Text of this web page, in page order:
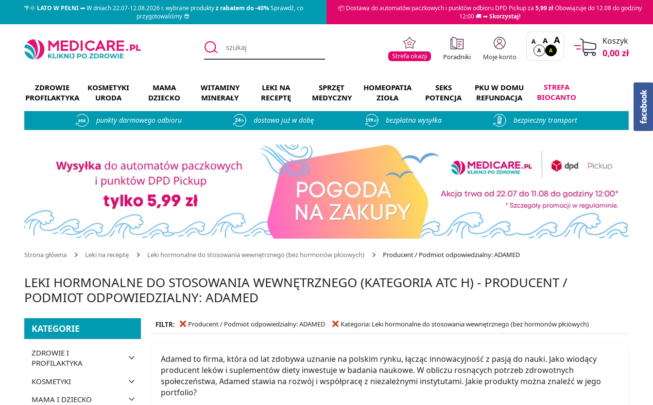
🌴🌞LATO W PEŁNI➡ W dniach 22.07-12.08.2026 r. wybrane produktyz rabatem do -40%Sprawdź, co
przygotowaliśmy 😎
📦 Dostawa do automatów paczkowych i punktów odbioru DPD Pickup za 5,99 złObowiązuje do 12.08 do godziny
12:00 🚚 ➡Skorzystaj!
Strefa okazji Poradniki Moje konto
A A A
A A
Koszyk
0,00 zł
ZDROWIE
PROFILAKTYKA
KOSMETYKI
URODA
MAMA
DZIECKO
WITAMINY
MINERAŁY
LEKI NA
RECEPTĘ
SPRZĘT
MEDYCZNY
HOMEOPATIA
ZIOŁA
SEKS
POTENCJA
PKU W DOMU
REFUNDACJA
STREFA
BIOCANTO
858 punkty darmowego odbioru dostawa już w dobę bezpłatna wysyłka bezpieczny transport
Strona główna Leki na receptę Leki hormonalne do stosowania wewnętrznego (bez hormonów płciowych) Producent / Podmiot odpowiedzialny: ADAMED
LEKI HORMONALNE DO STOSOWANIA WEWNĘTRZNEGO (KATEGORIA ATC H) - PRODUCENT /
PODMIOT ODPOWIEDZIALNY: ADAMED
KATEGORIE
ZDROWIE I
PROFILAKTYKA
KOSMETYKI
MAMA I DZIECKO
FILTR: Producent / Podmiot odpowiedzialny: ADAMED Kategoria: Leki hormonalne do stosowania wewnętrznego (bez hormonów płciowych)
Adamed to firma, która od lat zdobywa uznanie na polskim rynku, łącząc innowacyjność z pasją do nauki. Jako wiodący
producent leków i suplementów diety inwestuje w badania naukowe. W obliczu rosnących potrzeb zdrowotnych
społeczeństwa, Adamed stawia na rozwój i współpracę z niezależnymi instytutami. Jakie produkty można znaleźć w jego
portfolio?